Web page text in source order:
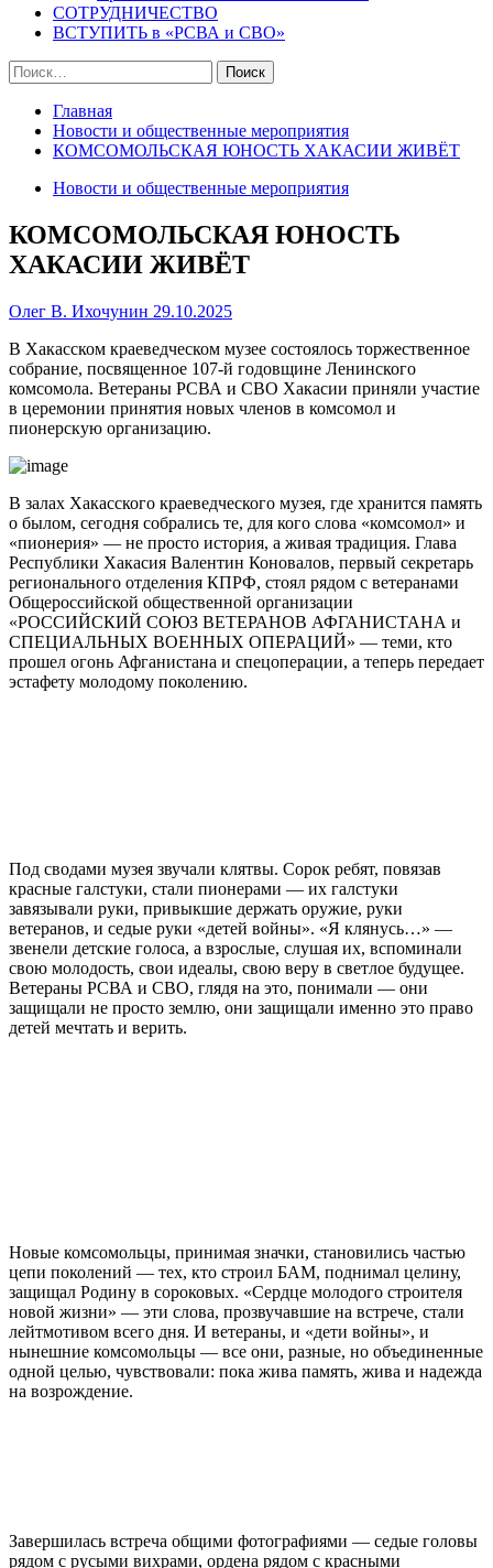
СОТРУДНИЧЕСТВО
ВСТУПИТЬ в «РСВА и СВО»
Найти:
Главная
Новости и общественные мероприятия
КОМСОМОЛЬСКАЯ ЮНОСТЬ ХАКАСИИ ЖИВЁТ
Новости и общественные мероприятия
КОМСОМОЛЬСКАЯ ЮНОСТЬ
ХАКАСИИ ЖИВЁТ
Олег В. Ихочунин 29.10.2025
В Хакасском краеведческом музее состоялось торжественное
собрание, посвященное 107-й годовщине Ленинского
комсомола. Ветераны РСВА и СВО Хакасии приняли участие
в церемонии принятия новых членов в комсомол и
пионерскую организацию.
В залах Хакасского краеведческого музея, где хранится память
о былом, сегодня собрались те, для кого слова «комсомол» и
«пионерия» — не просто история, а живая традиция. Глава
Республики Хакасия Валентин Коновалов, первый секретарь
регионального отделения КПРФ, стоял рядом с ветеранами
Общероссийской общественной организации
«РОССИЙСКИЙ СОЮЗ ВЕТЕРАНОВ АФГАНИСТАНА и
СПЕЦИАЛЬНЫХ ВОЕННЫХ ОПЕРАЦИЙ» — теми, кто
прошел огонь Афганистана и спецоперации, а теперь передает
эстафету молодому поколению.
Под сводами музея звучали клятвы. Сорок ребят, повязав
красные галстуки, стали пионерами — их галстуки
завязывали руки, привыкшие держать оружие, руки
ветеранов, и седые руки «детей войны». «Я клянусь…» —
звенели детские голоса, а взрослые, слушая их, вспоминали
свою молодость, свои идеалы, свою веру в светлое будущее.
Ветераны РСВА и СВО, глядя на это, понимали — они
защищали не просто землю, они защищали именно это право
детей мечтать и верить.
Новые комсомольцы, принимая значки, становились частью
цепи поколений — тех, кто строил БАМ, поднимал целину,
защищал Родину в сороковых. «Сердце молодого строителя
новой жизни» — эти слова, прозвучавшие на встрече, стали
лейтмотивом всего дня. И ветераны, и «дети войны», и
нынешние комсомольцы — все они, разные, но объединенные
одной целью, чувствовали: пока жива память, жива и надежда
на возрождение.
Завершилась встреча общими фотографиями — седые головы
рядом с русыми вихрами, ордена рядом с красными